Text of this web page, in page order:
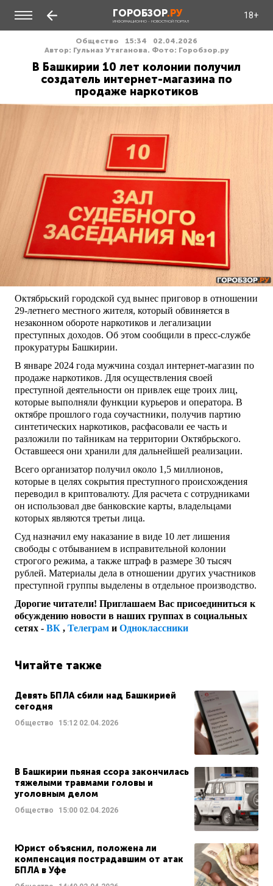
ГОРОБЗОР.РУ
ИНФОРМАЦИОННО - НОВОСТНОЙ ПОРТАЛ
18+
Общество 15:34
02.04.2026
Автор: Гульназ Утяганова. Фото: Горобзор.ру
В Башкирии 10 лет колонии получил
создатель интернет-магазина по
продаже наркотиков
Октябрьский городской суд вынес приговор в отношении
29-летнего местного жителя, который обвиняется в
незаконном обороте наркотиков и легализации
преступных доходов. Об этом сообщили в пресс-службе
прокуратуры Башкирии.
В январе 2024 года мужчина создал интернет-магазин по
продаже наркотиков. Для осуществления своей
преступной деятельности он привлек еще троих лиц,
которые выполняли функции курьеров и оператора. В
октябре прошлого года соучастники, получив партию
синтетических наркотиков, расфасовали ее часть и
разложили по тайникам на территории Октябрьского.
Оставшееся они хранили для дальнейшей реализации.
Всего организатор получил около 1,5 миллионов,
которые в целях сокрытия преступного происхождения
переводил в криптовалюту. Для расчета с сотрудниками
он использовал две банковские карты, владельцами
которых являются третьи лица.
Суд назначил ему наказание в виде 10 лет лишения
свободы с отбыванием в исправительной колонии
строгого режима, а также штраф в размере 30 тысяч
рублей. Материалы дела в отношении других участников
преступной группы выделены в отдельное производство.
Дорогие читатели! Приглашаем Вас присоединиться к
обсуждению новости в наших группах в социальных
сетях - ВК , Телеграм и Одноклассники
Читайте также
Девять БПЛА сбили над Башкирией
сегодня
Общество 15:12 02.04.2026
В Башкирии пьяная ссора закончилась
тяжелыми травмами головы и
уголовным делом
Общество 15:00 02.04.2026
Юрист объяснил, положена ли
компенсация пострадавшим от атак
БПЛА в Уфе